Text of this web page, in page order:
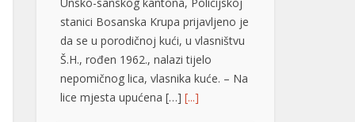
nepomičnog lica, vlasnika kuće. – Na
lice mjesta upućena […][...]
Oluja napravila haos: Stablo palo na
radnicu marketa, završila u bolnici
Tokom današnje oluje i kiše u